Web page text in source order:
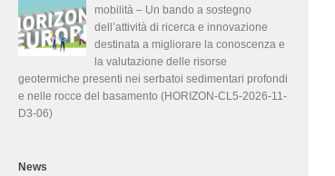
mobilità – Un bando a sostegno
dell’attività di ricerca e innovazione
destinata a migliorare la conoscenza e
la valutazione delle risorse
geotermiche presenti nei serbatoi sedimentari profondi
e nelle rocce del basamento (HORIZON-CL5-2026-11-
D3-06)
News